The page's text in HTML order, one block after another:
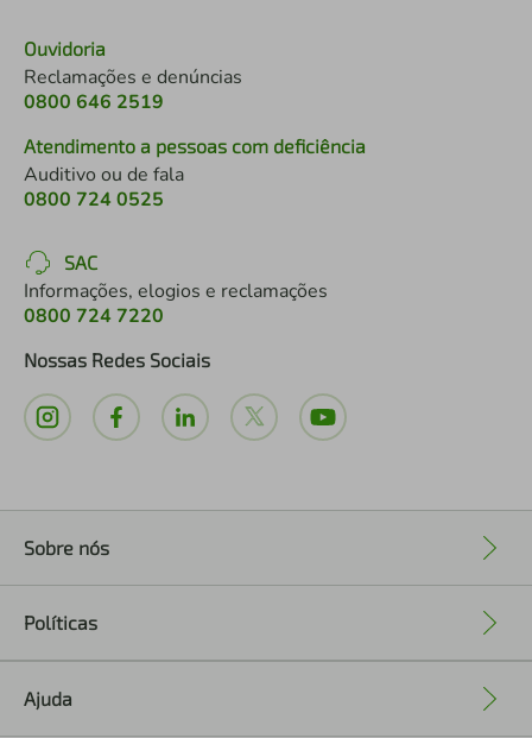
Ouvidoria
Reclamações e denúncias
0800 646 2519
Atendimento a pessoas com deficiência
Auditivo ou de fala
0800 724 0525
SAC
Informações, elogios e reclamações
0800 724 7220
Nossas Redes Sociais
Sobre nós
Políticas
Ajuda